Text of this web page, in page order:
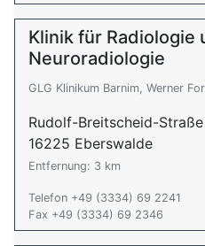
Klinik für Radiologie
Neuroradiologie
GLG Klinikum Barnim, Werner
Rudolf-Breitscheid-Straße
16225 Eberswalde
Entfernung: 3 km
Telefon +49 (3334) 69 2241
Fax +49 (3334) 69 2346